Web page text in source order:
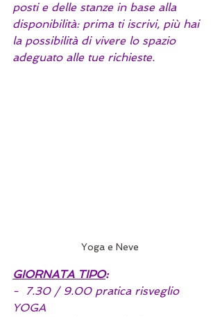
posti e delle stanze in base alla
disponibilità: prima ti iscrivi, più hai
la possibilità di vivere lo spazio
adeguato alle tue richieste.
Yoga e Neve
GIORNATA TIPO:
-  7.30 / 9.00 pratica risveglio
YOGA